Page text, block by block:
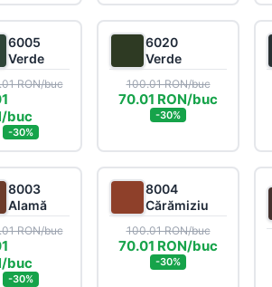
6005
Verde
RON/buc
buc
-30%
6020
Verde
100.01 RON/buc
70.01 RON/buc
-30%
8003
Alamă
RON/buc
buc
-30%
8004
Cărămiziu
100.01 RON/buc
70.01 RON/buc
-30%